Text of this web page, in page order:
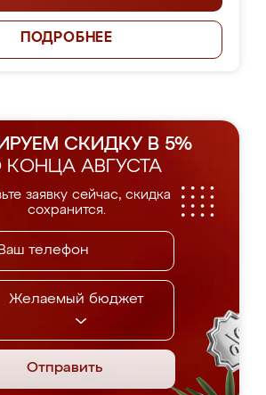
ПОДРОБНЕЕ
СКИДКУ В 5%
КОНЦА АВГУСТА
заявку сейчас, скидка
сохранится.
Желаемый бюджет
Отправить